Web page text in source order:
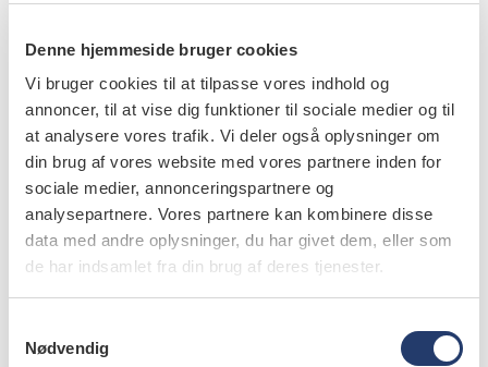
Denne hjemmeside bruger cookies
Vi bruger cookies til at tilpasse vores indhold og
annoncer, til at vise dig funktioner til sociale medier og til
at analysere vores trafik. Vi deler også oplysninger om
din brug af vores website med vores partnere inden for
sociale medier, annonceringspartnere og
analysepartnere. Vores partnere kan kombinere disse
data med andre oplysninger, du har givet dem, eller som
de har indsamlet fra din brug af deres tjenester.
Nødvendig
tandlægeskræk til at møde op. Tanden kan ikke reddes
og må fjernes, og vi laver samtidig en plastfyldning i en
anden tand. Undervejs triller en stille
tåre – ikke af smerte, men af taknemmelighed.
12.30 /Formiddagen har været intensiv. Når både
behandler og patient er indforstået med, at tiden er
begrænset, glider behandlingerne hurtigt. Der bliver ikke
klaget over stolen, vand i svælget eller tempo. Vi spiser
Historier deles, og et gennemgående tema er både